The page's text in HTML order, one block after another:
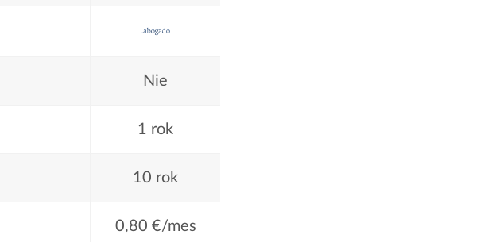
Nie
1 rok
10 rok
0,80 €/mes